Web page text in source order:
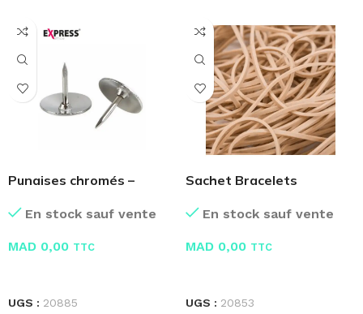
Punaises chromés –
En stock sauf vente
MAD 0,00 TTC
UGS : 20885
Sachet Bracelets
En stock sauf vente
MAD 0,00 TTC
UGS : 20853